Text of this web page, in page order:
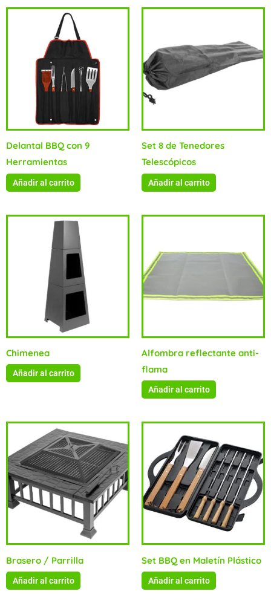
Delantal BBQ con 9
Herramientas
Añadir al carrito
Set 8 de Tenedores
Telescópicos
Añadir al carrito
Chimenea
Añadir al carrito
Alfombra reflectante anti-
flama
Añadir al carrito
Brasero / Parrilla
Añadir al carrito
Set BBQ en Maletín Plástico
Añadir al carrito